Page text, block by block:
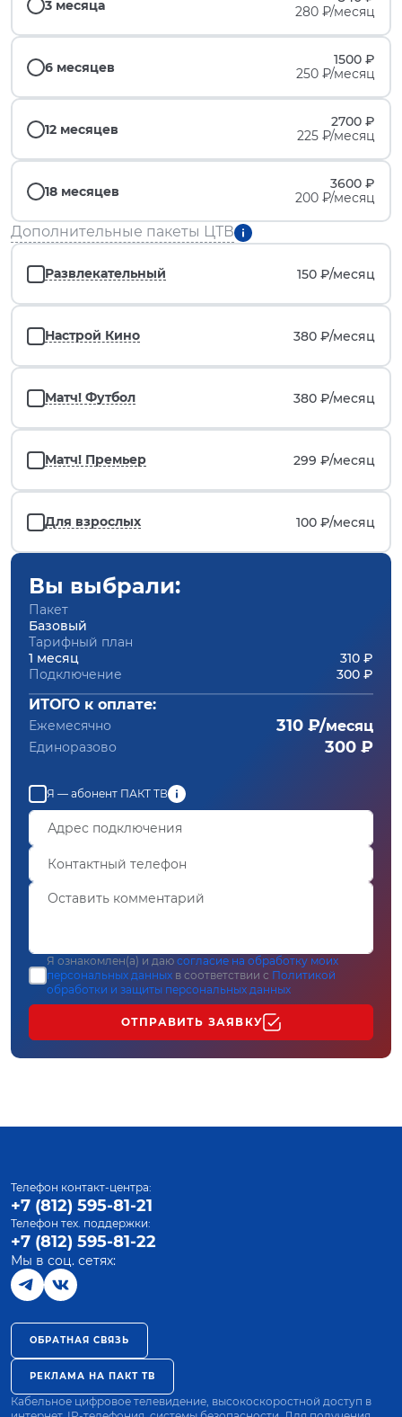
3 месяца
280 ₽/месяц
6 месяцев
1500 ₽
250 ₽/месяц
12 месяцев
2700 ₽
225 ₽/месяц
18 месяцев
3600 ₽
200 ₽/месяц
Дополнительные пакеты ЦТВ
Развлекательный 150 ₽/месяц
Настрой Кино 380 ₽/месяц
Матч! Футбол 380 ₽/месяц
Матч! Премьер 299 ₽/месяц
Для взрослых 100 ₽/месяц
Вы выбрали:
Пакет
Базовый
Тарифный план
1 месяц
310 ₽
Подключение
300 ₽
ИТОГО к оплате:
Ежемесячно 310 ₽/месяц
Единоразово 300 ₽
Я — абонент ПАКТ ТВ
Я ознакомлен(а) и даю согласие на обработку моих
персональных данных в соответствии с Политикой
обработки и защиты персональных данных
ОТПРАВИТЬ ЗАЯВКУ
Телефон контакт-центра:
+7 (812) 595-81-21
Телефон тех. поддержки:
+7 (812) 595-81-22
Мы в соц. сетях:
ОБРАТНАЯ СВЯЗЬ
РЕКЛАМА НА ПАКТ ТВ
Кабельное цифровое телевидение, высокоскоростной доступ в